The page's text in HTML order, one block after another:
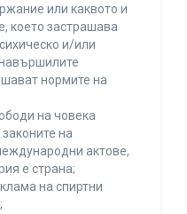
или каквото и
което застрашава
и/или
нормите на
на човека
на
актове,
е страна;
на спиртни